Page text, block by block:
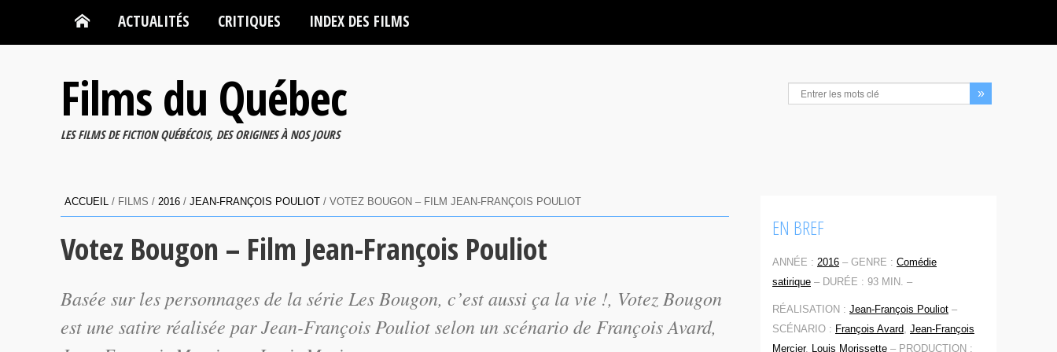
ACTUALITÉS CRITIQUES INDEX DES FILMS
Films du Québec
LES FILMS DE FICTION QUÉBÉCOIS, DES ORIGINES À NOS JOURS
ACCUEIL / FILMS / 2016 / JEAN-FRANÇOIS POULIOT / VOTEZ BOUGON – FILM JEAN-FRANÇOIS POULIOT
Votez Bougon – Film Jean-François Pouliot
Basée sur les personnages de la série Les Bougon, c’est aussi ça la vie !, Votez Bougon
est une satire réalisée par Jean-François Pouliot selon un scénario de François Avard,
EN BREF
ANNÉE : 2016 – GENRE : Comédie
satirique – DURÉE : 93 MIN. –
RÉALISATION : Jean-François Pouliot –
SCÉNARIO : François Avard, Jean-François
Mercier, Louis Morissette – PRODUCTION :